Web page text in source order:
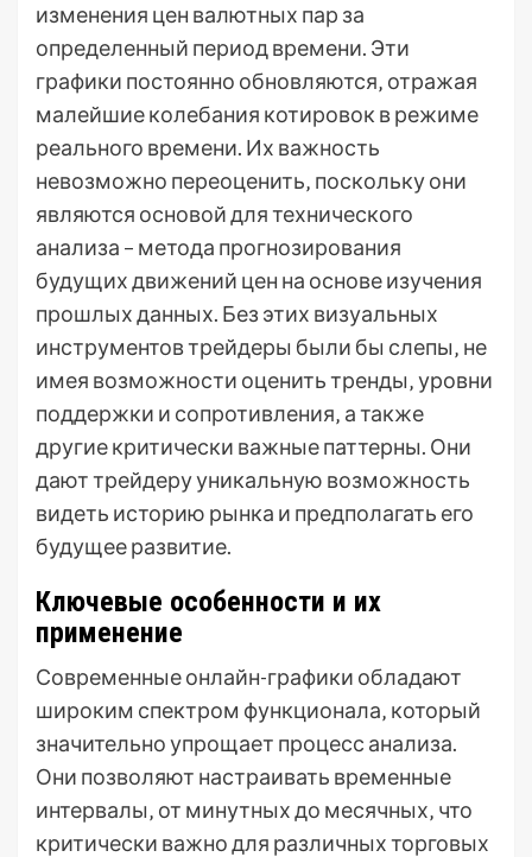
изменения цен валютных пар за
определенный период времени. Эти
графики постоянно обновляются‚ отражая
малейшие колебания котировок в режиме
реального времени. Их важность
невозможно переоценить‚ поскольку они
являются основой для технического
анализа – метода прогнозирования
будущих движений цен на основе изучения
прошлых данных. Без этих визуальных
инструментов трейдеры были бы слепы‚ не
имея возможности оценить тренды‚ уровни
поддержки и сопротивления‚ а также
другие критически важные паттерны. Они
дают трейдеру уникальную возможность
видеть историю рынка и предполагать его
будущее развитие.
Ключевые особенности и их
применение
Современные онлайн-графики обладают
широким спектром функционала‚ который
значительно упрощает процесс анализа.
Они позволяют настраивать временные
интервалы‚ от минутных до месячных‚ что
критически важно для различных торговых